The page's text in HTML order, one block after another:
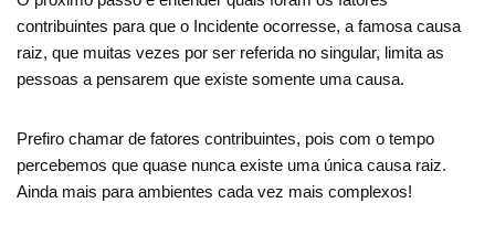
contribuintes para que o Incidente ocorresse, a famosa causa
raiz, que muitas vezes por ser referida no singular, limita as
pessoas a pensarem que existe somente uma causa.
Prefiro chamar de fatores contribuintes, pois com o tempo
percebemos que quase nunca existe uma única causa raiz.
Ainda mais para ambientes cada vez mais complexos!